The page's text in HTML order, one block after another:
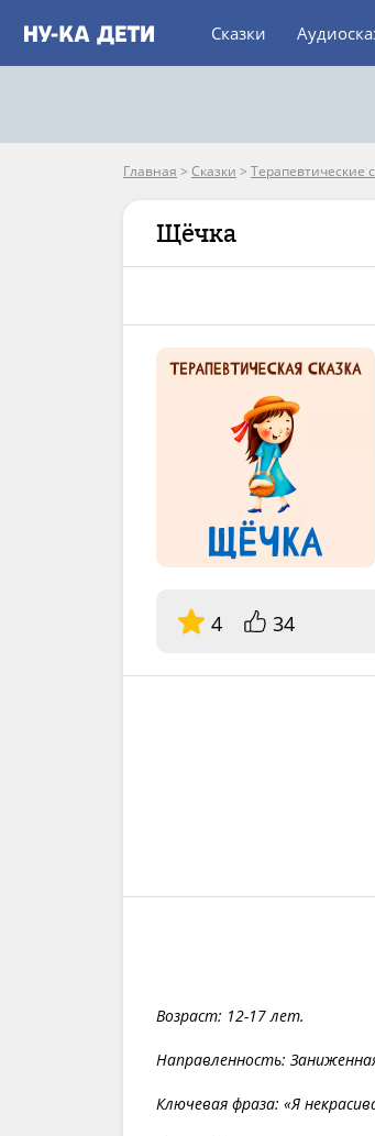
Сказки
Главная > Сказки > Терапевтические
Щёчка
4 34
Возраст: 12-17 лет.
Направленность:
Ключевая фраза: «Я